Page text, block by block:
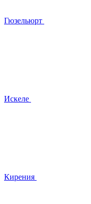
Гюзельюрт
Искеле
Кирения